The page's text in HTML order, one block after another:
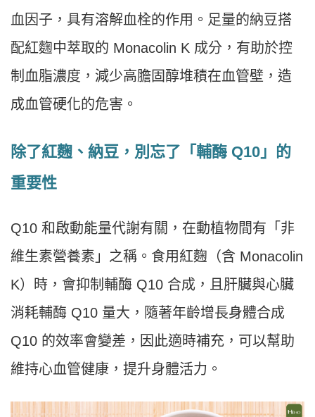
血因子，具有溶解血栓的作用。足量的納豆搭
配紅麴中萃取的 Monacolin K 成分，有助於控
制血脂濃度，減少高膽固醇堆積在血管壁，造
成血管硬化的危害。
除了紅麴、納豆，別忘了「輔酶 Q10」的
重要性
Q10 和啟動能量代謝有關，在動植物間有「非
維生素營養素」之稱。食用紅麴（含 Monacolin
K）時，會抑制輔酶 Q10 合成，且肝臟與心臟
消耗輔酶 Q10 量大，隨著年齡增長身體合成
Q10 的效率會變差，因此適時補充，可以幫助
維持心血管健康，提升身體活力。